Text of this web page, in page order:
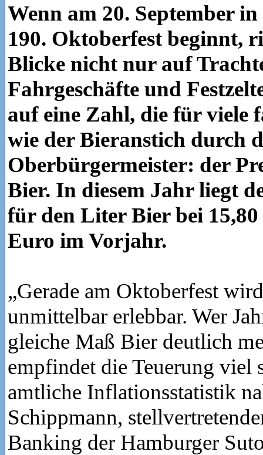
Wenn am 20. September
190. Oktoberfest beginnt,
Blicke nicht nur auf
Fahrgeschäfte und
auf eine Zahl, die für viele
wie der Bieranstich durch
Oberbürgermeister: der
Bier. In diesem Jahr liegt
für den Liter Bier bei
Euro im Vorjahr.
„Gerade am Oktoberfest
unmittelbar erlebbar. Wer
gleiche Maß Bier deutlich
empfindet die Teuerung viel
amtliche Inflationsstatistik
Schippmann,
Banking der Hamburger